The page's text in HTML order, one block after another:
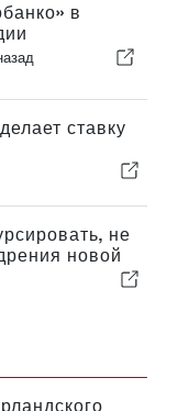
в
процента
ставку
не
новой